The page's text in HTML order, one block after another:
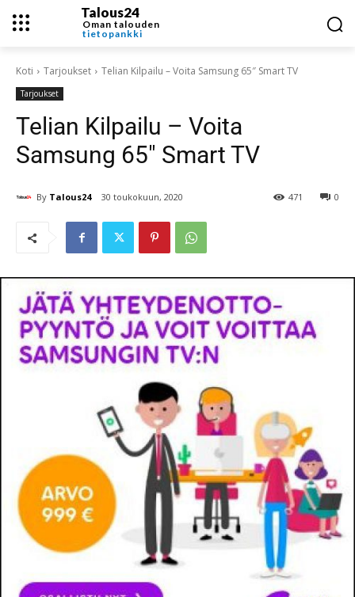
Talous24
Oman talouden
tietopankki
Koti Tarjoukset Telian Kilpailu – Voita Samsung 65″ Smart TV
Tarjoukset
Telian Kilpailu – Voita
Samsung 65″ Smart TV
By Talous24 30 toukokuun, 2020 0
471